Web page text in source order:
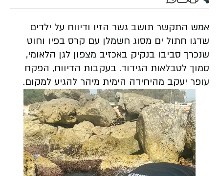
אמש התקשר תושב גשר הזיו ודיווח על ילדים
שדגו חתול ים מסוג חשמלן עם קרס בפיו וחוט
שנכרך סביבו בנקיק באכזיב מצפון לגן הלאומי,
סמוך לטבלאות הגידוד. בעקבות הדיווח, הפקח
עופר יעקב מהיחידה הימית מיהר להגיע למקום.